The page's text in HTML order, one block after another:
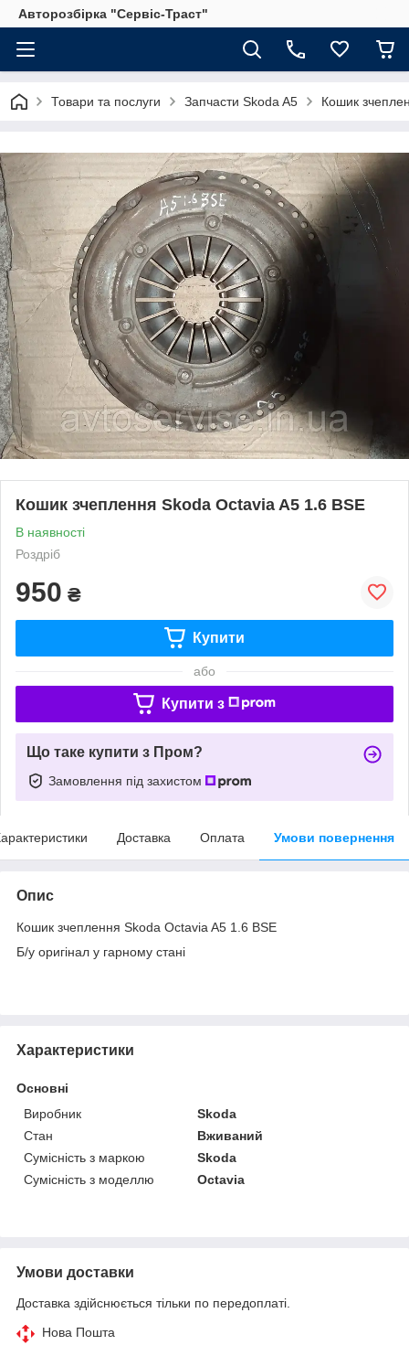
Авторозбірка "Сервіс-Траст"
Товари та послуги Запчасти Skoda A5 Кошик
Кошик зчеплення Skoda Octavia A5 1.6 BSE
В наявності
Роздріб
950 ₴
Купити
або
Купити з
Що таке купити з Пром?
Замовлення під захистом
Доставка Оплата Умови повернення
Опис
Кошик зчеплення Skoda Octavia A5 1.6 BSE
Б/у оригінал у гарному стані
Характеристики
Основні
Виробник
Skoda
Стан
Вживаний
Сумісність з маркою
Skoda
Сумісність з моделлю
Octavia
Умови доставки
Доставка здійснюється тільки по передоплаті.
Нова Пошта